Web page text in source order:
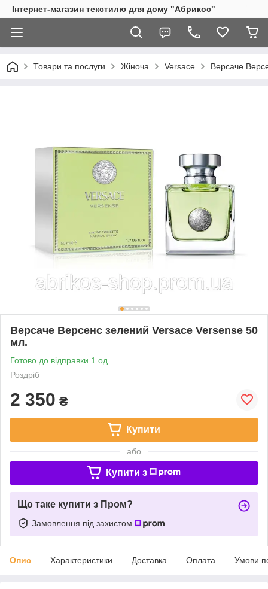
Інтернет-магазин текстилю для дому "Абрикос"
Товари та послуги Жіноча Versace Версаче
Версаче Версенс зелений Versace Versense 50
мл.
Готово до відправки 1 од.
Роздріб
2 350 ₴
Купити
або
Купити з
Що таке купити з Пром?
Замовлення під захистом
Опис Характеристики Доставка Оплата Умови